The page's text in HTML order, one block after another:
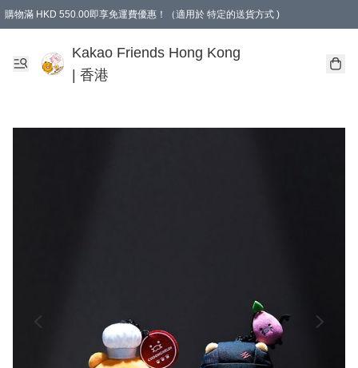
購物滿 HKD 550.00即享免運費優惠！（適用於 特定的送貨方式 )
Kakao Friends Hong Kong
| 香港